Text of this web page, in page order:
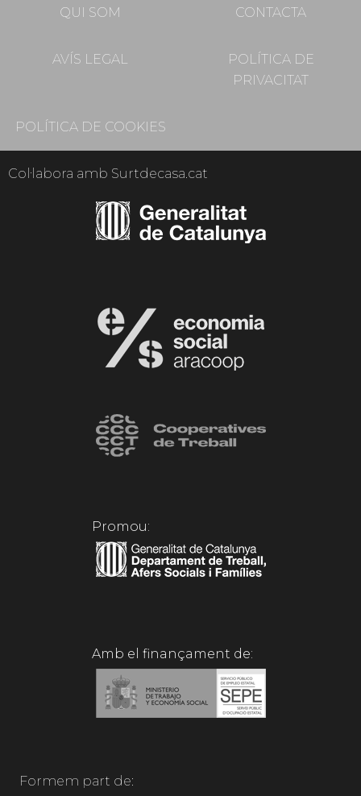
QUI SOM CONTACTA
AVÍS LEGAL
POLÍTICA DE
PRIVACITAT
POLÍTICA DE COOKIES
Col·labora amb Surtdecasa.cat
Promou:
Amb el finançament de:
Formem part de: